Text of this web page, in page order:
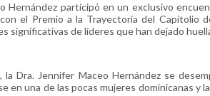
Hernández participó en un exclusivo
el Premio a la Trayectoria del Capitolio
significativas de líderes que han dejado
la Dra. Jennifer Maceo Hernández se
en una de las pocas mujeres dominicanas y